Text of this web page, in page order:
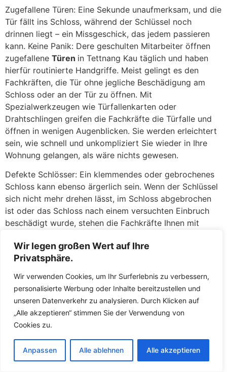
Wir legen großen Wert auf Ihre
Privatsphäre.
Wir verwenden Cookies, um Ihr Surferlebnis zu verbessern,
personalisierte Werbung oder Inhalte bereitzustellen und
unseren Datenverkehr zu analysieren. Durch Klicken auf
„Alle akzeptieren“ stimmen Sie der Verwendung von
Cookies zu.
Anpassen Alle ablehnen Alle akzeptieren
Zugefallene Türen: Eine Sekunde unaufmerksam, und die
Tür fällt ins Schloss, während der Schlüssel noch
drinnen liegt – ein Missgeschick, das jedem passieren
kann. Keine Panik: Dere geschulten Mitarbeiter öffnen
zugefallene Türen in Tettnang Kau täglich und haben
hierfür routinierte Handgriffe. Meist gelingt es den
Fachkräften, die Tür ohne jegliche Beschädigung am
Schloss oder an der Tür zu öffnen. Mit
Spezialwerkzeugen wie Türfallenkarten oder
Drahtschlingen greifen die Fachkräfte die Türfalle und
öffnen in wenigen Augenblicken. Sie werden erleichtert
sein, wie schnell und unkompliziert Sie wieder in Ihre
Wohnung gelangen, als wäre nichts gewesen.
Defekte Schlösser: Ein klemmendes oder gebrochenes
Schloss kann ebenso ärgerlich sein. Wenn der Schlüssel
sich nicht mehr drehen lässt, im Schloss abgebrochen
ist oder das Schloss nach einem versuchten Einbruch
beschädigt wurde, stehen die Fachkräfte Ihnen mit
Fachkräfte, das defekte Schloss zu reparieren oder den
abgebrochenen Schlüssel zu entfernen. Gelingt dies
nicht oder ist die Sicherheit nicht mehr gewährleistet,
tauschen die Fachkräfte das Schloss direkt vor Ort
gegen ein neues aus. So müssen Sie keine Sorgen
haben, über Nacht mit einer unverschlossenen Tür
dazustehen. Die Fachkräfte führen hochwertige
Der Schlüsselnotdienst in Tettnang Kau ist darauf